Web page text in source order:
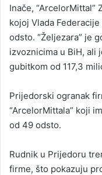
Inače, “ArcelorMittal”
kojoj Vlada
odsto. “Željezara” je
izvoznicima u BiH, ali
gubitkom od 117,3
Prijedorski ogranak
“ArcelorMittala” koji
od 49 odsto.
Rudnik u Prijedoru
firme, što pokazuju